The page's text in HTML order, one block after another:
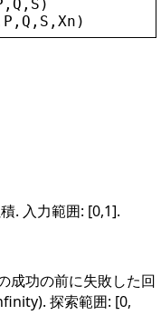
, Q , S )
P , Q , S , Xn )
. 入力範囲: [0,1].
成功の前に失敗した回
探索範囲: [0,